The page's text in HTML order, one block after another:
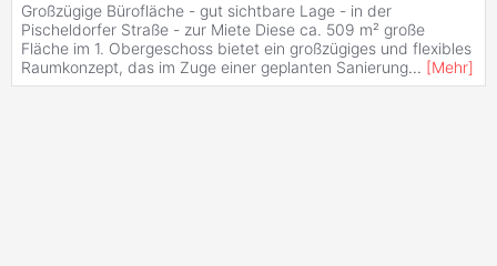
Großzügige Bürofläche - gut sichtbare Lage - in der
Pischeldorfer Straße - zur Miete Diese ca. 509 m² große
Fläche im 1. Obergeschoss bietet ein großzügiges und flexibles
Raumkonzept, das im Zuge einer geplanten Sanierung... [Mehr]